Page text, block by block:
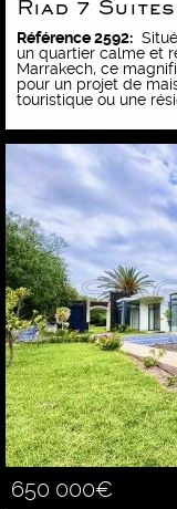
Référence 2592:
un quartier calme et
Marrakech, ce
pour un projet de
touristique ou une
650 000€